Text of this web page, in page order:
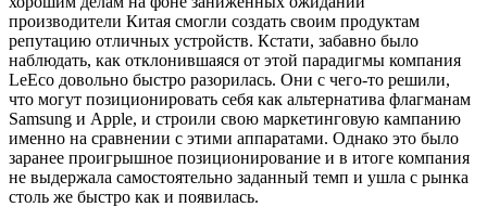
производители Китая смогли создать своим продуктам
репутацию отличных устройств. Кстати, забавно было
наблюдать, как отклонившаяся от этой парадигмы компания
LeEco довольно быстро разорилась. Они с чего-то решили,
что могут позиционировать себя как альтернатива флагманам
Samsung и Apple, и строили свою маркетинговую кампанию
именно на сравнении с этими аппаратами. Однако это было
заранее проигрышное позиционирование и в итоге компания
не выдержала самостоятельно заданный темп и ушла с рынка
столь же быстро как и появилась.